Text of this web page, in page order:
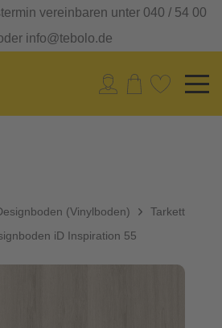
vereinbaren unter 040 / 54 00
info@tebolo.de
(Vinylboden)
Tarkett
iD Inspiration 55